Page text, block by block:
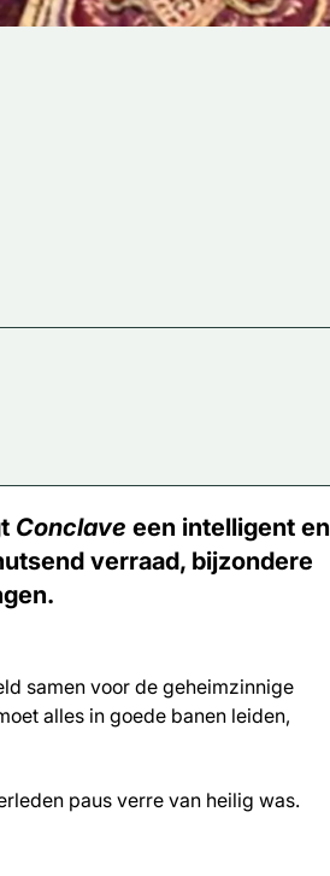
Conclave een intelligent en
verraad, bijzondere
samen voor de geheimzinnige
alles in goede banen leiden,
paus verre van heilig was.